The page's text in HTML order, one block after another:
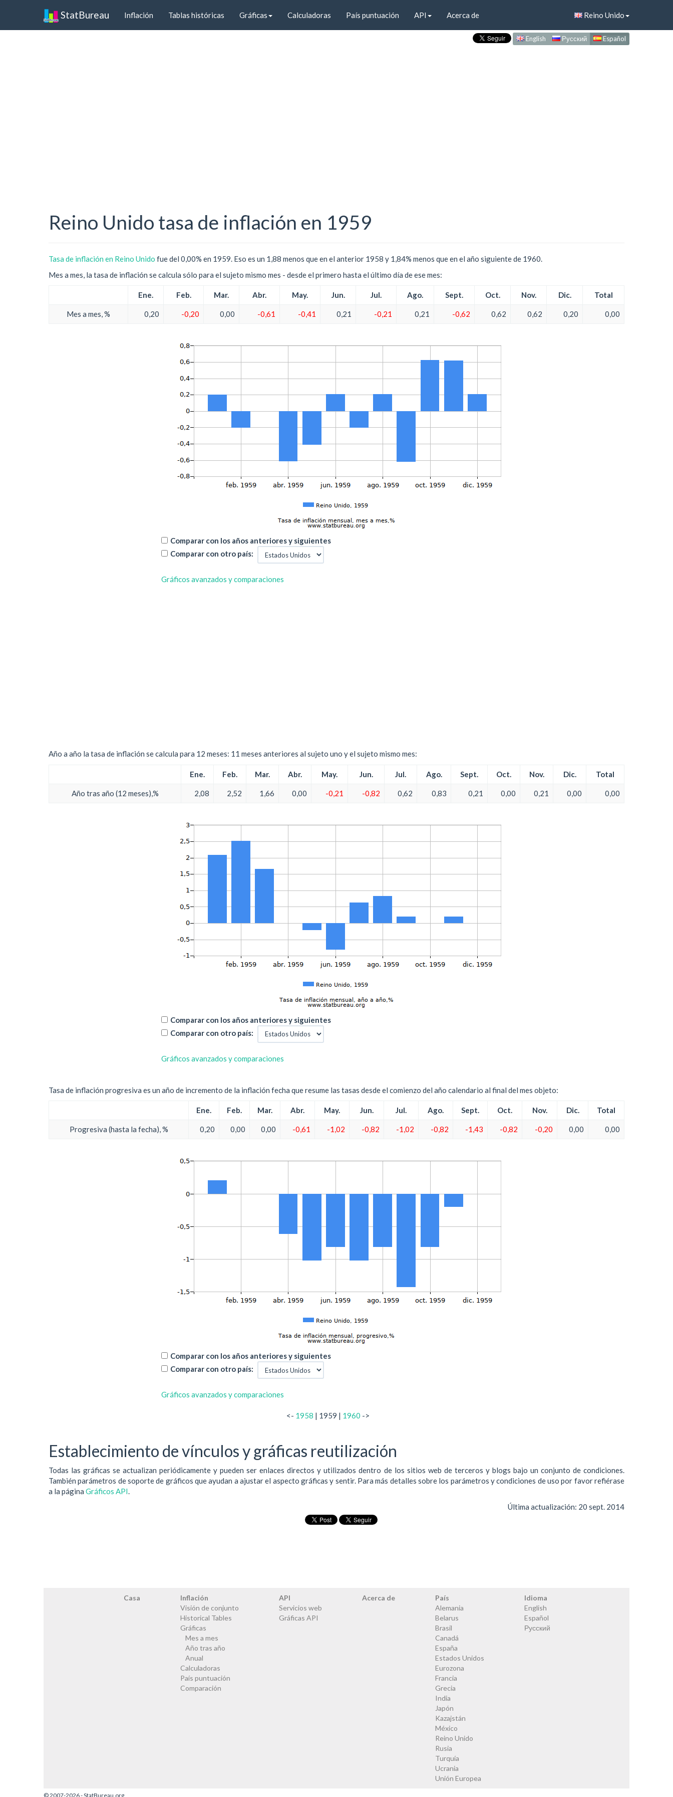
StatBureau Inflación Tablas históricas Gráficas Calculadoras País puntuación API Acerca de Reino Unido
English Русский Español
Reino Unido tasa de inflación en 1959
Tasa de inflación en Reino Unido fue del 0,00% en 1959. Eso es un 1,88 menos que en el anterior 1958 y 1,84% menos que en el año siguiente de 1960.
Mes a mes, la tasa de inflación se calcula sólo para el sujeto mismo mes - desde el primero hasta el último día de ese mes:
Ene. Feb. Mar. Abr. May. Jun. Jul. Ago. Sept. Oct. Nov. Dic. Total
Mes a mes, % 0,20 -0,20 0,00 -0,61 -0,41 0,21 -0,21 0,21 -0,62 0,62 0,62 0,20 0,00
Comparar con los años anteriores y siguientes
Comparar con otro país:
Gráficos avanzados y comparaciones
Año a año la tasa de inflación se calcula para 12 meses: 11 meses anteriores al sujeto uno y el sujeto mismo mes:
Ene. Feb. Mar. Abr. May. Jun. Jul. Ago. Sept. Oct. Nov. Dic. Total
Año tras año (12 meses),% 2,08 2,52 1,66 0,00 -0,21 -0,82 0,62 0,83 0,21 0,00 0,21 0,00 0,00
Comparar con los años anteriores y siguientes
Comparar con otro país:
Gráficos avanzados y comparaciones
Tasa de inflación progresiva es un año de incremento de la inflación fecha que resume las tasas desde el comienzo del año calendario al final del mes objeto:
Ene. Feb. Mar. Abr. May. Jun. Jul. Ago. Sept. Oct. Nov. Dic. Total
Progresiva (hasta la fecha), % 0,20 0,00 0,00 -0,61 -1,02 -0,82 -1,02 -0,82 -1,43 -0,82 -0,20 0,00 0,00
Comparar con los años anteriores y siguientes
Comparar con otro país:
Gráficos avanzados y comparaciones
<- 1958 | 1959 | 1960 ->
Establecimiento de vínculos y gráficas reutilización
Todas las gráficas se actualizan periódicamente y pueden ser enlaces directos y utilizados dentro de los sitios web de terceros y blogs bajo un conjunto de condiciones.
También parámetros de soporte de gráficos que ayudan a ajustar el aspecto gráficas y sentir. Para más detalles sobre los parámetros y condiciones de uso por favor refiérase
a la página Gráficos API
Última actualización: 20 sept. 2014
Casa
Inflación
Visión de conjunto
Historical Tables
Gráficas
Mes a mes
Año tras año
Anual
Calculadoras
País puntuación
Comparación
API
Servicios web
Gráficas API
Acerca de
País
Alemania
Belarus
Brasil
Canadá
España
Estados Unidos
Eurozona
Francia
Grecia
India
Japón
Kazajstán
México
Reino Unido
Rusia
Turquía
Ucrania
Unión Europea
Idioma
English
Español
Русский
© 2007-2026 - StatBureau.org